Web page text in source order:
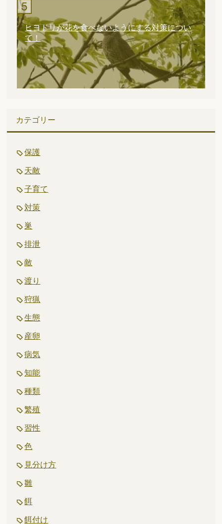
ヒヨドリが花を食べないようにする対策につい
て！
カテゴリー
保護
天敵
子育て
対策
巣
排泄
敵
渡り
狩猟
生態
産卵
病気
知能
種類
繁殖
習性
色
見分け方
雛
餌
餌付け